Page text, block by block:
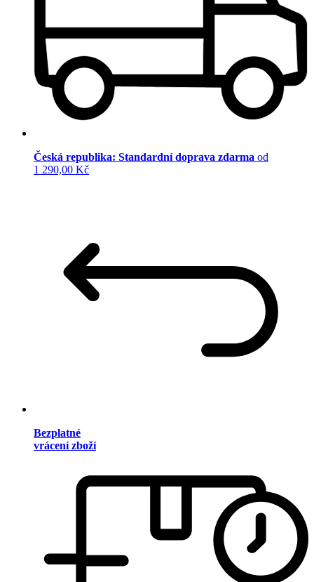
Česká republika: Standardní doprava zdarma od
1 290,00 Kč
Bezplatné
vrácení zboží